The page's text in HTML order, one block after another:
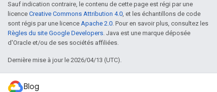
Sauf indication contraire, le contenu de cette page est régi par une
licence Creative Commons Attribution 4.0, et les échantillons de code
sont régis par une licence Apache 2.0. Pour en savoir plus, consultez les
Règles du site Google Developers. Java est une marque déposée
d'Oracle et/ou de ses sociétés affiliées.
Dernière mise à jour le 2026/04/13 (UTC).
Blog